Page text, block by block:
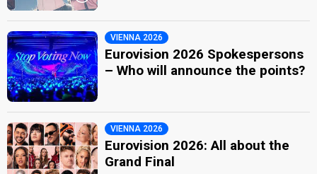
VIENNA 2026
Eurovision 2026 Spokespersons
– Who will announce the points?
VIENNA 2026
Eurovision 2026: All about the
Grand Final